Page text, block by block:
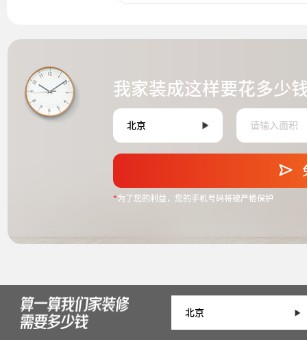
我家装成这样要花多少
*为了您的利益，您的手机号码将被严格保护